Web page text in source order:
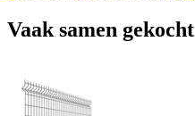
Vaak samen gekocht